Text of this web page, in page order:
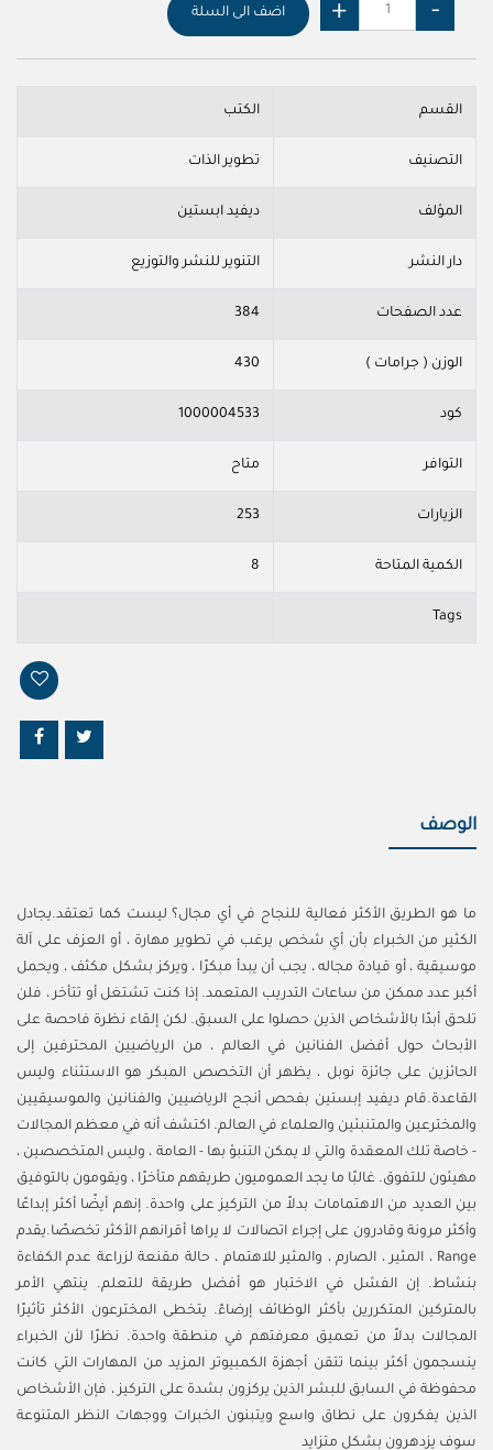
اضف الى السلة
القسم الكتب
التصنيف تطوير الذات
المؤلف ديفيد ابستين
دار النشر التنوير للنشر والتوزيع
عدد الصفحات 384
الوزن ( جرامات ) 430
كود 1000004533
التوافر متاح
الزيارات 253
الكمية المتاحة 8
Tags
الوصف
ما هو الطريق الأكثر فعالية للنجاح في أي مجال؟ ليست كما تعتقد.يجادل
الكثير من الخبراء بأن أي شخص يرغب في تطوير مهارة ، أو العزف على آلة
موسيقية ، أو قيادة مجاله ، يجب أن يبدأ مبكرًا ، ويركز بشكل مكثف ، ويحمل
أكبر عدد ممكن من ساعات التدريب المتعمد. إذا كنت تشتغل أو تتأخر ، فلن
تلحق أبدًا بالأشخاص الذين حصلوا على السبق. لكن إلقاء نظرة فاحصة على
الأبحاث حول أفضل الفنانين في العالم ، من الرياضيين المحترفين إلى
الحائزين على جائزة نوبل ، يظهر أن التخصص المبكر هو الاستثناء وليس
القاعدة.قام ديفيد إبستين بفحص أنجح الرياضيين والفنانين والموسيقيين
والمخترعين والمتنبئين والعلماء في العالم. اكتشف أنه في معظم المجالات
- خاصة تلك المعقدة والتي لا يمكن التنبؤ بها - العامة ، وليس المتخصصين ،
مهيئون للتفوق. غالبًا ما يجد العموميون طريقهم متأخرًا ، ويقومون بالتوفيق
بين العديد من الاهتمامات بدلاً من التركيز على واحدة. إنهم أيضًا أكثر إبداعًا
وأكثر مرونة وقادرون على إجراء اتصالات لا يراها أقرانهم الأكثر تخصصًا.يقدم
Range ، المثير ، الصارم ، والمثير للاهتمام ، حالة مقنعة لزراعة عدم الكفاءة
بنشاط. إن الفشل في الاختبار هو أفضل طريقة للتعلم. ينتهي الأمر
بالمتركين المتكررين بأكثر الوظائف إرضاءً. يتخطى المخترعون الأكثر تأثيرًا
المجالات بدلاً من تعميق معرفتهم في منطقة واحدة. نظرًا لأن الخبراء
ينسجمون أكثر بينما تتقن أجهزة الكمبيوتر المزيد من المهارات التي كانت
محفوظة في السابق للبشر الذين يركزون بشدة على التركيز ، فإن الأشخاص
الذين يفكرون على نطاق واسع ويتبنون الخبرات ووجهات النظر المتنوعة
سوف يزدهرون بشكل متزايد